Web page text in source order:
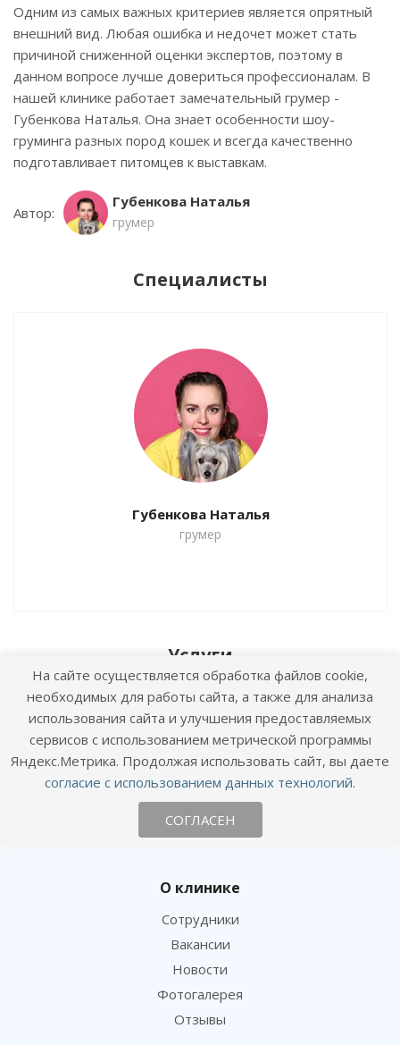
Одним из самых важных критериев является опрятный
внешний вид. Любая ошибка и недочет может стать
причиной сниженной оценки экспертов, поэтому в
данном вопросе лучше довериться профессионалам. В
нашей клинике работает замечательный грумер -
Губенкова Наталья. Она знает особенности шоу-
груминга разных пород кошек и всегда качественно
подготавливает питомцев к выставкам.
Автор:
Губенкова Наталья
грумер
Специалисты
Губенкова Наталья
грумер
Услуги
Стрижка собак и кошек
Назад к списку
О клинике
Сотрудники
Вакансии
Новости
Фотогалерея
Отзывы
На сайте осуществляется обработка файлов cookie,
необходимых для работы сайта, а также для анализа
использования сайта и улучшения предоставляемых
сервисов с использованием метрической программы
Яндекс.Метрика. Продолжая использовать сайт, вы даете
согласие с использованием данных технологий.
СОГЛАСЕН